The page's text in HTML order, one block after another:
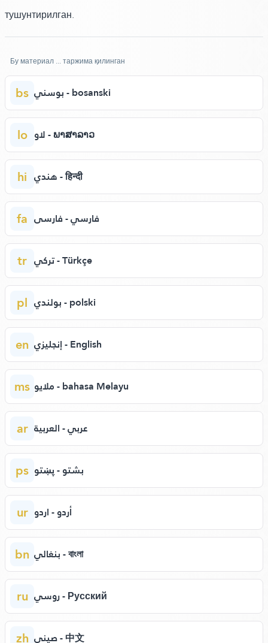
тушунтирилган.
Бу материал ... таржима қилинган
bs بوسني - bosanski
lo لاو - ພາສາລາວ
hi هندي - हिन्दी
fa فارسي - فارسی
tr تركي - Türkçe
pl بولندي - polski
en إنجليزي - English
ms ملايو - bahasa Melayu
ar عربي - العربية
ps بشتو - پښتو
ur أردو - اردو
bn بنغالي - বাংলা
ru روسي - Русский
zh صيني - 中文